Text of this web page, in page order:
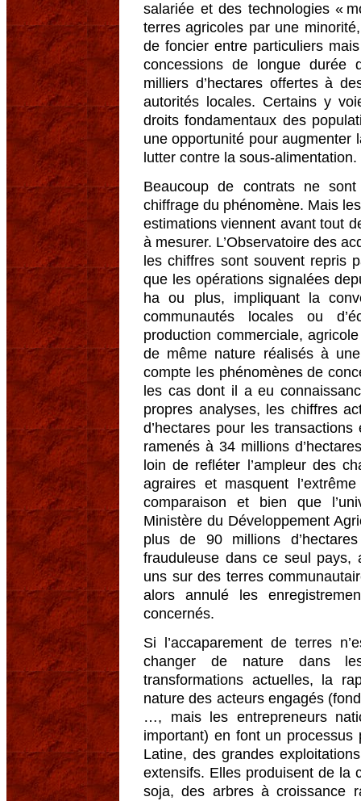
salariée et des technologies «
terres agricoles par une
de foncier entre particuliers
concessions de longue durée
milliers d’hectares offertes à
autorités locales. Certains y
droits fondamentaux des
une opportunité pour augmenter
lutter contre la sous-alimentation.
Beaucoup de contrats ne
chiffrage du phénomène. Mais
estimations viennent avant tout
à mesurer. L’Observatoire des
les chiffres sont souvent repris
que les opérations signalées
ha ou plus, impliquant la
communautés locales ou
production commerciale,
de même nature réalisés à
compte les phénomènes de
les cas dont il a eu
propres analyses, les chiffres
d’hectares pour les
ramenés à 34 millions
loin de refléter l’ampleur des
agraires et masquent
comparaison et bien que
Ministère du Développement
plus de 90 millions
frauduleuse dans ce seul pays,
uns sur des terres
alors annulé les
concernés.
Si l’accaparement de terres
changer de nature dans
transformations actuelles, la
nature des acteurs engagés
…, mais les entrepreneurs
important) en font un processus
Latine, des grandes
extensifs. Elles produisent de la
soja, des arbres à croissance